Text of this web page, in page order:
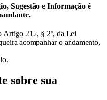
Sugestão e Informação é
Artigo 212, § 2º, da Lei
acompanhar o andamento,
sobre sua